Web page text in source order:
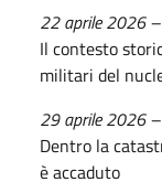
22 aprile 2026
Il contesto
militari del
29 aprile 2026
Dentro la
è accaduto